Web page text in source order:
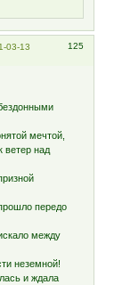
125
03-13
мечтой,
ветер над
передо
между
неземной!
и ждала